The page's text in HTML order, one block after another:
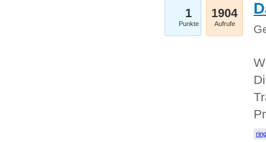
1
Punkte
1904
Aufrufe
ring